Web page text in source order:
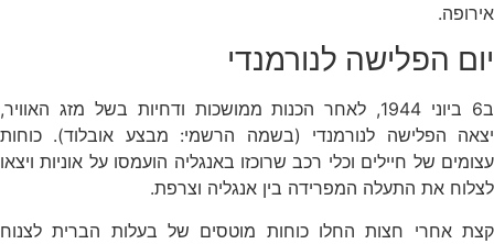
אירופה.
יום הפלישה לנורמנדי
ב6 ביוני 1944, לאחר הכנות ממושכות ודחיות בשל מזג האוויר,
יצאה הפלישה לנורמנדי (בשמה הרשמי: מבצע אובלוד). כוחות
עצומים של חיילים וכלי רכב שרוכזו באנגליה הועמסו על אוניות ויצאו
לצלוח את התעלה המפרידה בין אנגליה וצרפת.
קצת אחרי חצות החלו כוחות מוטסים של בעלות הברית לצנוח